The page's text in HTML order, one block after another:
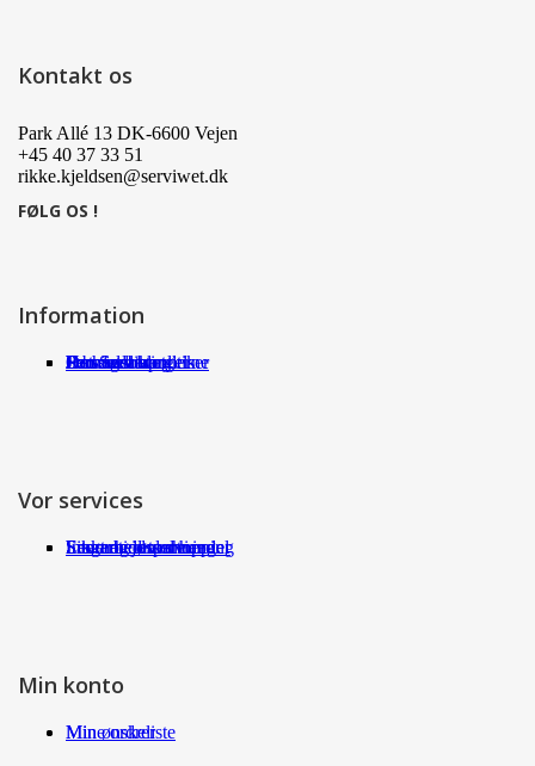
Kontakt os
Park Allé 13 DK-6600 Vejen
+45 40 37 33 51
rikke.kjeldsen@serviwet.dk
FØLG OS !
Information
Om Serviwet
Serviwet blog
Forhandlere
Persondatapolitik
Handelsbetingelser
Det siger kunderne
Jobs
Vor services
Fragt og returneringer
Sikkerhed ved handel
International shopping
Samarbejdspartnere
Leverandørservice
Min konto
Min ønskeliste
Mine ordrer